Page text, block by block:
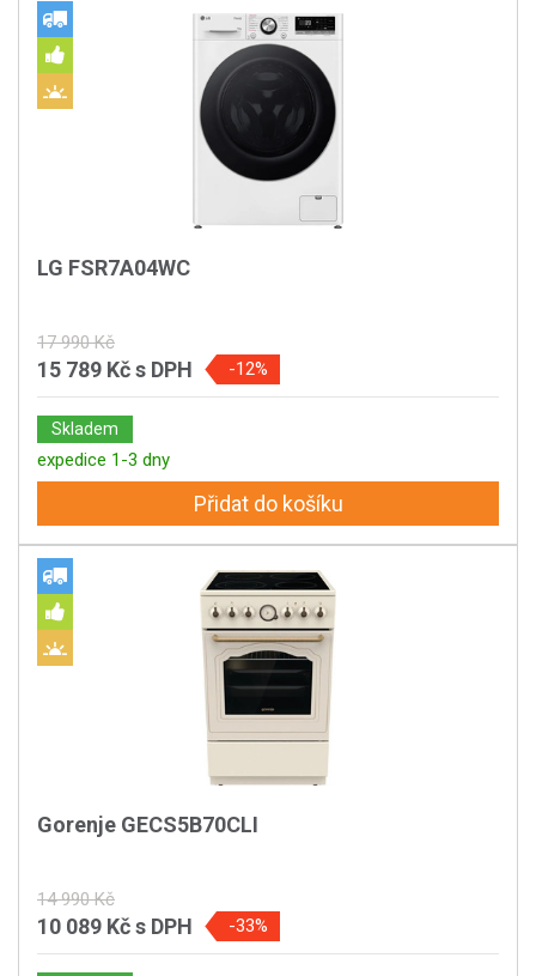
LG FSR7A04WC
17 990 Kč
15 789 Kčs DPH -12%
Skladem
expedice 1-3 dny
Přidat do košíku
Gorenje GECS5B70CLI
14 990 Kč
10 089 Kčs DPH -33%